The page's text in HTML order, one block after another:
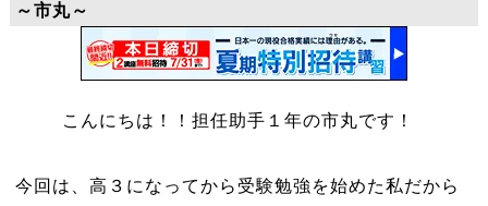
～市丸～
こんにちは！！担任助手１年の市丸です！
今回は、高３になってから受験勉強を始めた私だから